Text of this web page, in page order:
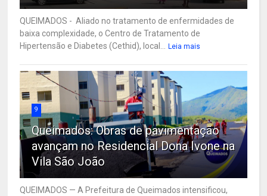
QUEIMADOS - Aliado no tratamento de enfermidades de
baixa complexidade, o Centro de Tratamento de
Hipertensão e Diabetes (Cethid), local...
Leia mais
9
Queimados: Obras de pavimentação
avançam no Residencial Dona Ivone na
Vila São João
QUEIMADOS — A Prefeitura de Queimados intensificou,